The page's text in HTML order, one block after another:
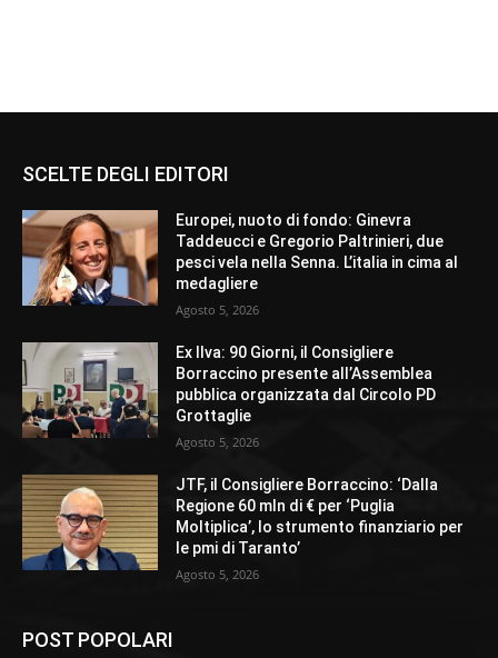
SCELTE DEGLI EDITORI
Europei, nuoto di fondo: Ginevra
Taddeucci e Gregorio Paltrinieri, due
pesci vela nella Senna. L’italia in cima al
medagliere
Agosto 5, 2026
Ex Ilva: 90 Giorni, il Consigliere
Borraccino presente all’Assemblea
pubblica organizzata dal Circolo PD
Grottaglie
Agosto 5, 2026
JTF, il Consigliere Borraccino: ‘Dalla
Regione 60 mln di € per ‘Puglia
Moltiplica’, lo strumento finanziario per
le pmi di Taranto’
Agosto 5, 2026
POST POPOLARI